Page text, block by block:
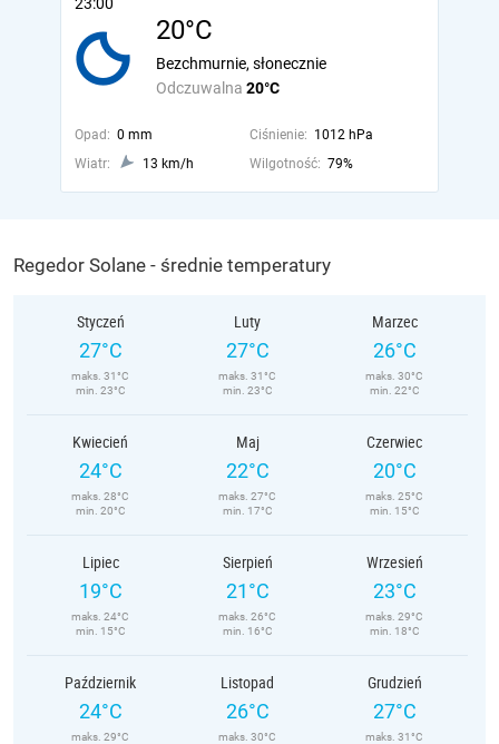
20°C
Odczuwalna 20°C
Bezchmurnie, słonecznie
Opad: 0 mm Ciśnienie: 1012 hPa
Wiatr:
13 km/h Wilgotność: 79%
Regedor Solane - średnie temperatury
Styczeń
27°C
maks. 31°C
min. 23°C
Luty
27°C
maks. 31°C
min. 23°C
Marzec
26°C
maks. 30°C
min. 22°C
Kwiecień
24°C
maks. 28°C
min. 20°C
Maj
22°C
maks. 27°C
min. 17°C
Czerwiec
20°C
maks. 25°C
min. 15°C
Lipiec
19°C
maks. 24°C
min. 15°C
Sierpień
21°C
maks. 26°C
min. 16°C
Wrzesień
23°C
maks. 29°C
min. 18°C
Październik
24°C
maks. 29°C
Listopad
26°C
maks. 30°C
Grudzień
27°C
maks. 31°C